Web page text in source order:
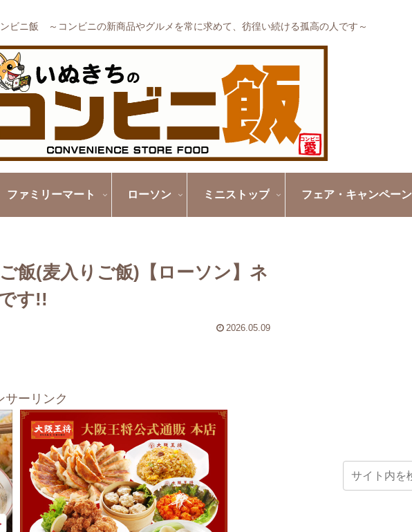
ビニ飯 ～コンビニの新商品やグルメを常に求めて、彷徨い続ける孤高の人です～
ファミリーマート ローソン ミニストップ フェア・キャンペーン
飯(麦入りご飯)【ローソン】ネ
す!!
2026.05.09
サーリンク